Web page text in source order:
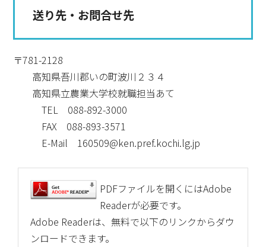
送り先・お問合せ先
〒781-2128
高知県吾川郡いの町波川２３４
高知県立農業大学校就職担当あて
TEL 088-892-3000
FAX 088-893-3571
E-Mail 160509@ken.pref.kochi.lg.jp
PDFファイルを開くにはAdobe
Readerが必要です。
Adobe Readerは、無料で以下のリンクからダウ
ンロードできます。